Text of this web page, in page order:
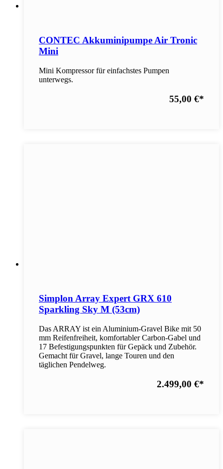
CONTEC Akkuminipumpe Air Tronic
Mini
Mini Kompressor für einfachstes Pumpen
unterwegs.
55,00 €*
Simplon Array Expert GRX 610
Sparkling Sky M (53cm)
Das ARRAY ist ein Aluminium-Gravel Bike mit 50
mm Reifenfreiheit, komfortabler Carbon-Gabel und
17 Befestigungspunkten für Gepäck und Zubehör.
Gemacht für Gravel, lange Touren und den
täglichen Pendelweg.
2.499,00 €*